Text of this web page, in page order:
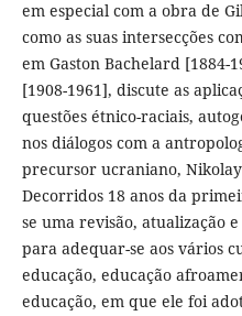
em especial com a obra de
como as suas intersecções
em Gaston Bachelard [1884-
[1908-1961], discute as
questões étnico-raciais,
nos diálogos com a
precursor ucraniano,
Decorridos 18 anos da
se uma revisão, atualização
para adequar-se aos vários
educação, educação
educação, em que ele foi